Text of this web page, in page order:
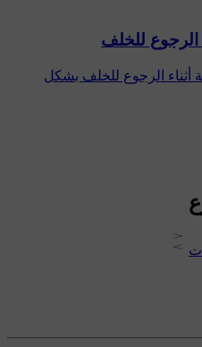
الرجوع للخلف
أثناء الرجوع للخلف بشكل